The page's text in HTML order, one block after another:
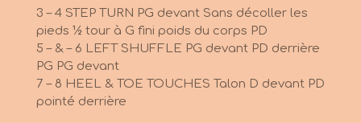
3 – 4 STEP TURN PG devant Sans décoller les
pieds ½ tour à G fini poids du corps PD
5 – & – 6 LEFT SHUFFLE PG devant PD derrière
PG PG devant
7 – 8 HEEL & TOE TOUCHES Talon D devant PD
pointé derrière